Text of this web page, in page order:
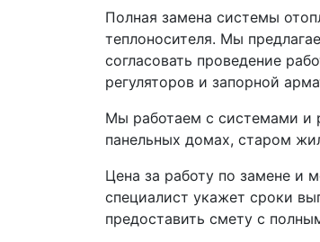
Полная замена системы
теплоносителя. Мы
согласовать проведение
регуляторов и запорной
Мы работаем с системами и
панельных домах, старом
Цена за работу по замене и
специалист укажет сроки
предоставить смету с